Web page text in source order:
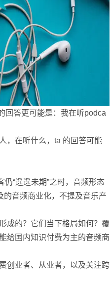
回答更可能是：我在听podca
，在听什么，ta 的回答可能
“遥遥未期”之时，音频形态
的音频商业化，不提及音乐产
成的？它们当下格局如何？覆
给国内知识付费为主的音频商
创业者、从业者，以及关注跨